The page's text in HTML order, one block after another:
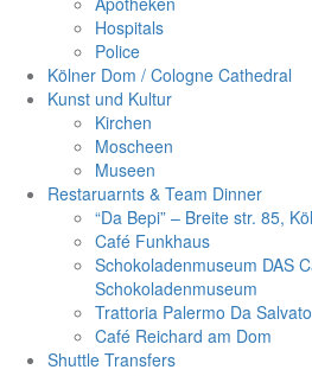
Hospitals
Police
Kölner Dom / Cologne Cathedral
Kunst und Kultur
Kirchen
Moscheen
Museen
Restaruarnts & Team Dinner
“Da Bepi” – Breite str. 85,
Café Funkhaus
Schokoladenmuseum DAS
Schokoladenmuseum
Trattoria Palermo Da
Café Reichard am Dom
Shuttle Transfers